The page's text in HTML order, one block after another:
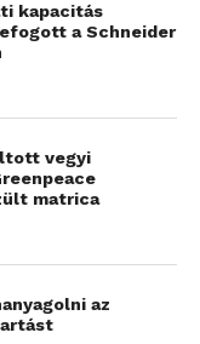
kapacitás
a Schneider
vegyi
matrica
az